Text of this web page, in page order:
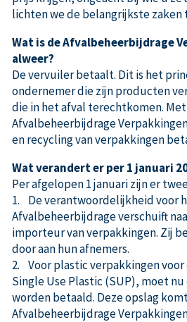
lichten we de belangrijkste zaken
Wat is de Afvalbeheerbijdrage
alweer?
De vervuiler betaalt. Dit is het
ondernemer die zijn producten
die in het afval terechtkomen.
Afvalbeheerbijdrage
en recycling van verpakkingen
Wat verandert er per 1 januari
Per afgelopen 1 januari zijn er
1. De verantwoordelijkheid voor
Afvalbeheerbijdrage verschuift
importeur van verpakkingen. Zij
door aan hun afnemers.
2. Voor plastic verpakkingen
Single Use Plastic (SUP), moet
worden betaald. Deze opslag
Afvalbeheerbijdrage